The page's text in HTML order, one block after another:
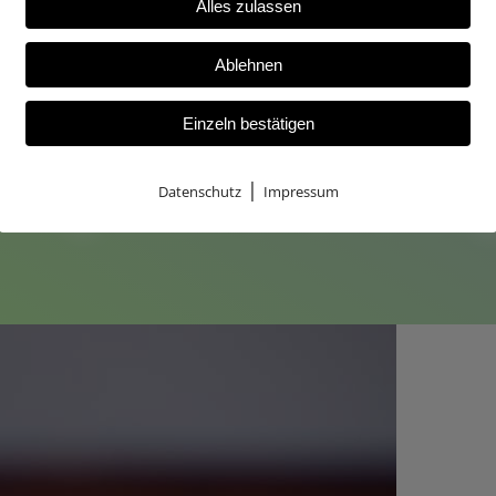
unserer
Alles zulassen
Ablehnen
Einzeln bestätigen
Datenschutz| Impressum